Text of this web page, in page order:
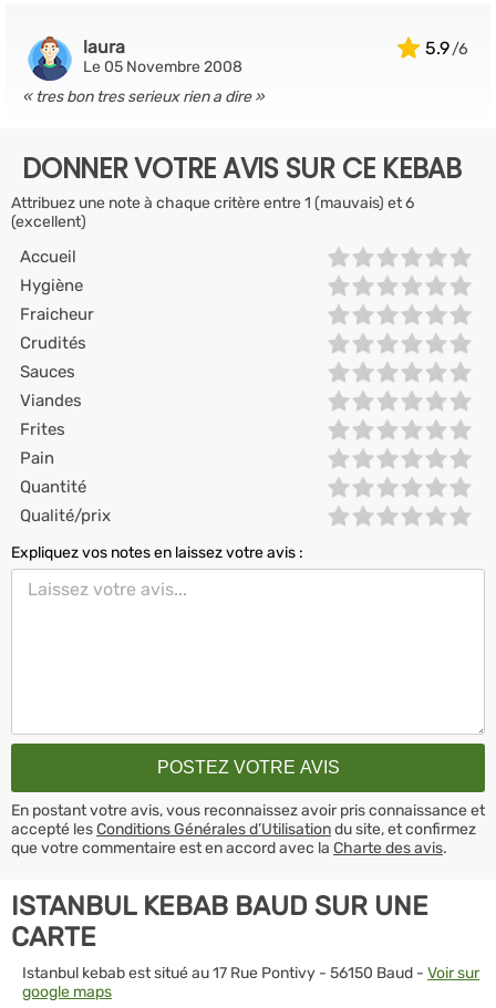
5.9
laura
Le 05 Novembre 2008
tres bon tres serieux rien a dire
DONNER VOTRE AVIS SUR CE KEBAB
Attribuez une note à chaque critère entre 1 (mauvais) et 6
(excellent)
Accueil
Hygiène
Fraicheur
Crudités
Sauces
Viandes
Frites
Pain
Quantité
Qualité/prix
Expliquez vos notes en laissez votre avis :
En postant votre avis, vous reconnaissez avoir pris connaissance et
accepté lesConditions Générales d’Utilisationdu site, et confirmez
que votre commentaire est en accord avec la Charte des avis.
ISTANBUL KEBAB BAUD SUR UNE
CARTE
Istanbul kebab est situé au 17 Rue Pontivy - 56150 Baud - Voir sur
google maps